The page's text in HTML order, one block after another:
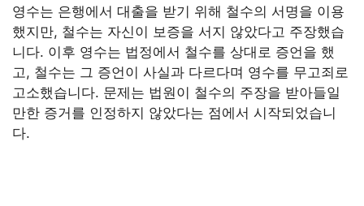
영수는 은행에서 대출을 받기 위해 철수의 서명을 이용
했지만, 철수는 자신이 보증을 서지 않았다고 주장했습
니다. 이후 영수는 법정에서 철수를 상대로 증언을 했
고, 철수는 그 증언이 사실과 다르다며 영수를 무고죄로
고소했습니다. 문제는 법원이 철수의 주장을 받아들일
만한 증거를 인정하지 않았다는 점에서 시작되었습니
다.